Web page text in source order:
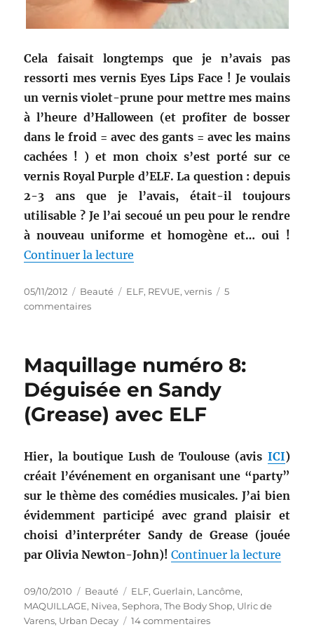
Cela faisait longtemps que je n’avais pas
ressorti mes vernis Eyes Lips Face ! Je voulais
un vernis violet-prune pour mettre mes mains
à l’heure d’Halloween (et profiter de bosser
dans le froid = avec des gants = avec les mains
cachées ! ) et mon choix s’est porté sur ce
vernis Royal Purple d’ELF. La question : depuis
2-3 ans que je l’avais, était-il toujours
utilisable ? Je l’ai secoué un peu pour le rendre
à nouveau uniforme et homogène et… oui !
Continuer la lecture
Publié
le
05/11/2012 Catégories
Beauté Étiquettes
ELF, REVUE,vernis
5
commentairessur
Vernis
Royal
Purple
–
Maquillage numéro 8:
Déguisée en Sandy
(Grease) avec ELF
Hier, la boutique Lush de Toulouse (avis ICI)
créait l’événement en organisant une “party”
sur le thème des comédies musicales. J’ai bien
évidemment participé avec grand plaisir et
choisi d’interpréter Sandy de Grease (jouée
par Olivia Newton-John)! Continuer la lecture
Publié
le
09/10/2010 Catégories
Beauté Étiquettes
ELF,Guerlain, Lancôme,
MAQUILLAGE, Nivea,Sephora,The Body Shop, Ulric de
Varens, Urban Decay 14 commentairessur